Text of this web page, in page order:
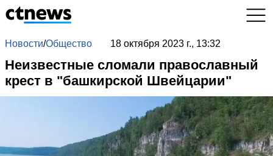
Новости/Общество 18 октября 2023 г., 13:32
Неизвестные сломали православный
крест в "башкирской Швейцарии"